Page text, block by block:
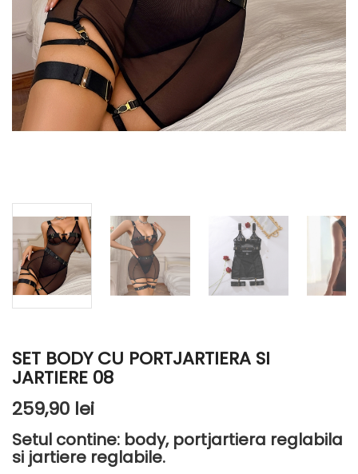
SET BODY CU PORTJARTIERA SI
JARTIERE 08
259,90 lei
Setul contine: body, portjartiera reglabila
si jartiere reglabile.